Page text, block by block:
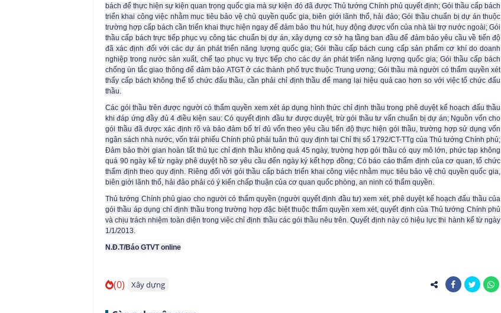
bách để thực hiện sự kiện quan trọng quốc gia mà sự kiện đó đã được Thủ tướng Chính phủ quyết định; Gói thầu cấp bách
triển khai công việc nhằm mục tiêu bảo vệ chủ quyền quốc gia, biên giới lãnh thổ, hải đảo; Gói thầu chuẩn bị dự án thuộc
trường hợp cấp bách cần triển khai thực hiện ngay để đảm bảo thu hút, huy động được vốn của nhà tài trợ nước ngoài; Gói
thầu cấp bách trực tiếp phục vụ công tác chuẩn bị dự án, xây dựng cơ sở hạ tầng ban đầu để đảm bảo yêu cầu về tiến độ
đã xác định đối với các dự án phát triển năng lượng quốc gia; Gói thầu cấp bách cung cấp sản phẩm cơ khí do doanh
nghiệp trong nước sản xuất, chế tạo phục vụ trực tiếp cho các dự án phát triển năng lượng quốc gia; Gói thầu cấp bách
chống ùn tắc giao thông để đảm bảo ATGT ở các thành phố trực thuộc Trung ương; Gói thầu mà người có thẩm quyền xét
thấy cấp bách không thể tổ chức đấu thầu, cần phải chỉ định thầu để mang lại hiệu quả cao hơn so với việc tổ chức đấu
thầu.
Các gói thầu trên được người có thẩm quyền xem xét áp dụng hình thức chỉ định thầu trong phê duyệt kế hoạch đấu thầu
khi đáp ứng đầy đủ 4 điều kiện sau: Có quyết định đầu tư được duyệt, trừ gói thầu tư vấn chuẩn bị dự án; Nguồn vốn cho
gói thầu đã được xác định rõ và bảo đảm bố trí đủ vốn theo yêu cầu tiến độ thực hiện gói thầu, trường hợp sử dụng vốn
ngân sách nhà nước, vốn trái phiếu Chính phủ phải tuân thủ quy định tại Chỉ thị số 1792/CT-TTg của Thủ tướng Chính phủ;
Đảm bảo thời gian hoàn tất thủ tục chỉ định thầu không quá 45 ngày, trường hợp gói thầu có quy mô lớn, phức tạp không
quá 90 ngày kể từ ngày phê duyệt hồ sơ yêu cầu đến ngày ký kết hợp đồng; Có báo cáo thẩm định của cơ quan, tổ chức
thẩm định theo quy định. Riêng đối với gói thầu cấp bách triển khai công việc nhằm mục tiêu bảo vệ chủ quyền quốc gia,
biên giới lãnh thổ, hải đảo phải có ý kiến chấp thuận của cơ quan quốc phòng, an ninh có thẩm quyền.
Thủ tướng Chính phủ giao cho người có thẩm quyền (người quyết định đầu tư) xem xét, phê duyệt kế hoạch đấu thầu của
gói thầu áp dụng chỉ định thầu trong trường hợp đặc biệt thuộc thẩm quyền xem xét, quyết định của Thủ tướng Chính phủ
và chịu trách nhiệm toàn diện trong việc chỉ định thầu các gói thầu nêu trên. Quyết định này có hiệu lực thi hành kể từ ngày
1/1/2013.
N.Đ.T/Báo GTVT online
(0) Xây dựng